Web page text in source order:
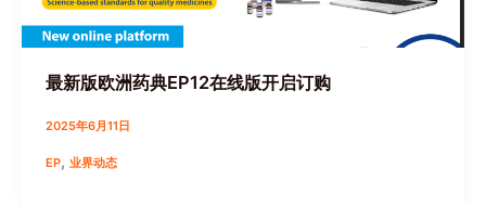
最新版欧洲药典EP12在线版开启订购
2025年6月11日
EP, 业界动态